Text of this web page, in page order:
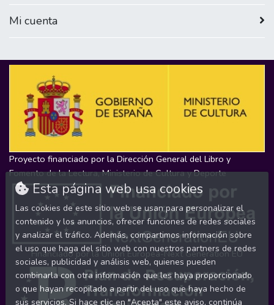
Mi cuenta
Proyecto financiado por la Dirección General del Libro y
Fomento de la Lectura, Ministerio de Cultura y Deporte
Financiado por la Unión Europea-Next Generation EU
Esta página web usa cookies
Las cookies de este sitio web se usan para personalizar el
contenido y los anuncios, ofrecer funciones de redes sociales
y analizar el tráfico. Además, compartimos información sobre
el uso que haga del sitio web con nuestros partners de redes
sociales, publicidad y análisis web, quienes pueden
combinarla con otra información que les haya proporcionado
o que hayan recopilado a partir del uso que haya hecho de
sus servicios. Si hace clic en "Acepta" este aviso, continúa